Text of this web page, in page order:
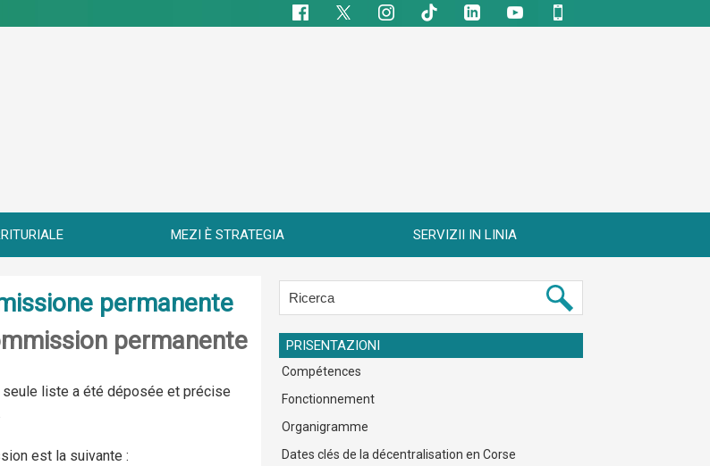
MEZI È STRATEGIA SERVIZII IN LINIA
permanente
permanente
seule liste a été déposée et précise
est la suivante :
PRISENTAZIONI
Compétences
Fonctionnement
Organigramme
Dates clés de la décentralisation en Corse